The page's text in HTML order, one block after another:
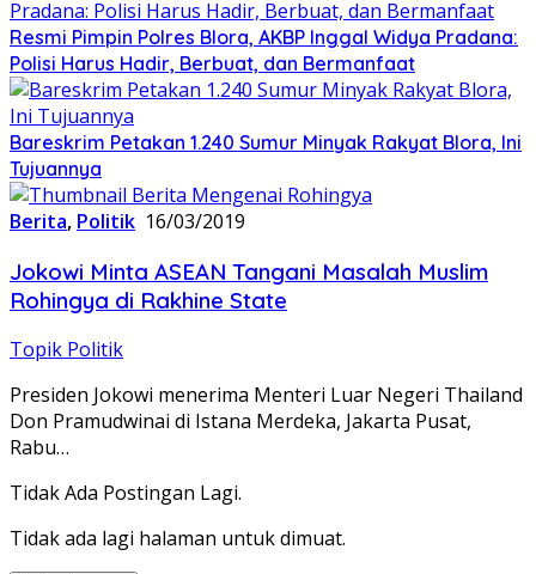
Resmi Pimpin Polres Blora, AKBP Inggal Widya Pradana:
Polisi Harus Hadir, Berbuat, dan Bermanfaat
Bareskrim Petakan 1.240 Sumur Minyak Rakyat Blora, Ini
Tujuannya
Berita, Politik 16/03/2019
Jokowi Minta ASEAN Tangani Masalah Muslim
Rohingya di Rakhine State
Topik Politik
Presiden Jokowi menerima Menteri Luar Negeri Thailand
Don Pramudwinai di Istana Merdeka, Jakarta Pusat,
Rabu…
Tidak Ada Postingan Lagi.
Tidak ada lagi halaman untuk dimuat.